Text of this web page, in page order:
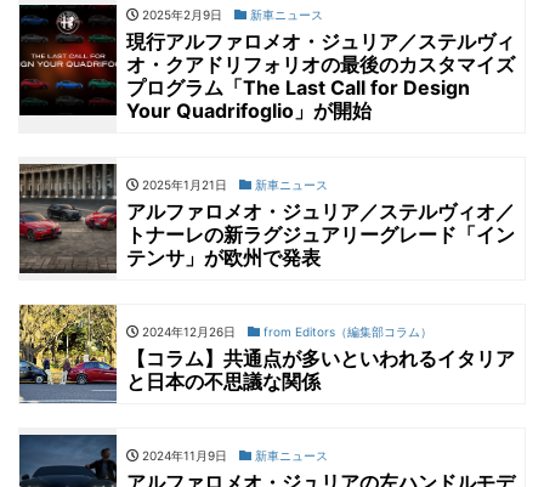
2025年2月9日 新車ニュース
現行アルファロメオ・ジュリア／ステルヴィ
オ・クアドリフォリオの最後のカスタマイズ
プログラム「The Last Call for Design
Your Quadrifoglio」が開始
2025年1月21日 新車ニュース
アルファロメオ・ジュリア／ステルヴィオ／
トナーレの新ラグジュアリーグレード「イン
テンサ」が欧州で発表
2024年12月26日 from Editors（編集部コラム）
【コラム】共通点が多いといわれるイタリア
と日本の不思議な関係
2024年11月9日 新車ニュース